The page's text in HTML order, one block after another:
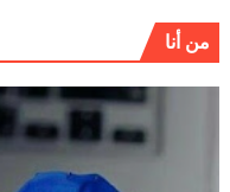
من أنا